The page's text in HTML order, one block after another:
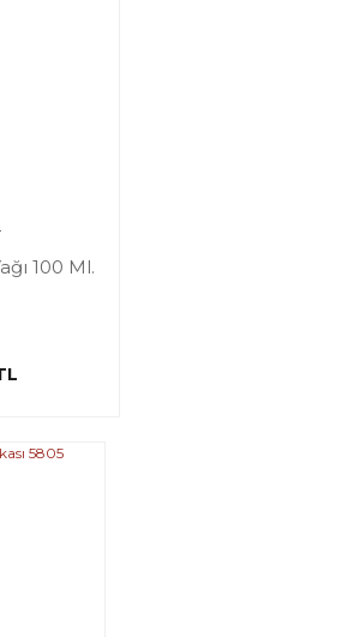
100 Ml.